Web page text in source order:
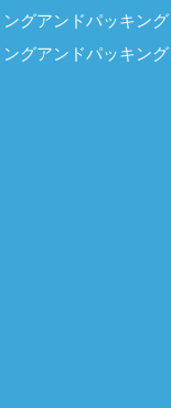
グアンドパッキング
グアンドパッキング